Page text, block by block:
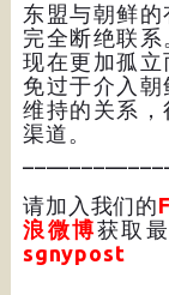
东盟与朝鲜
完全断绝联
现在更加孤
免过于介入
维持的关系
渠道。
请加入我们的
浪微博获取
sgnypost